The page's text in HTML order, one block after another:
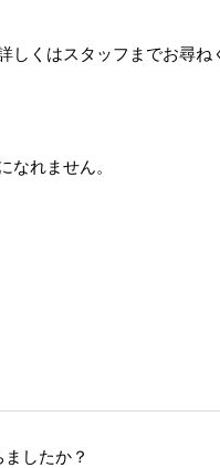
くはスタッフまでお尋ね
れません。
したか？